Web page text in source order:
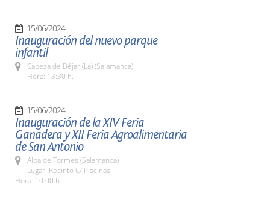
15/06/2024
Inauguración del nuevo parque
infantil
Cabeza de Béjar (La) (Salamanca)
Hora: 13:30 h.
15/06/2024
Inauguración de la XIV Feria
Ganadera y XII Feria Agroalimentaria
de San Antonio
Alba de Tormes (Salamanca)
Lugar: Recinto C/ Piscinas
Hora: 10:00 h.